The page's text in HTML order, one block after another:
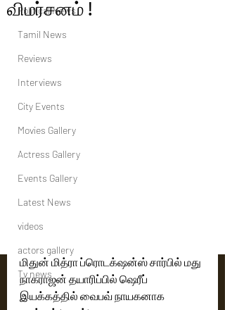
Political News
Tamil News
Reviews
Interviews
City Events
Movies Gallery
Actress Gallery
Events Gallery
Latest News
videos
actors gallery
Tv news
விமர்சனம் !
மிதுன் மித்ரா ப்ரொடக்‌ஷன்ஸ் சார்பில் மது
நாகராஜன் தயாரிப்பில் ஷெரீப்
இயக்கத்தில் வைபவ் நாயகனாக